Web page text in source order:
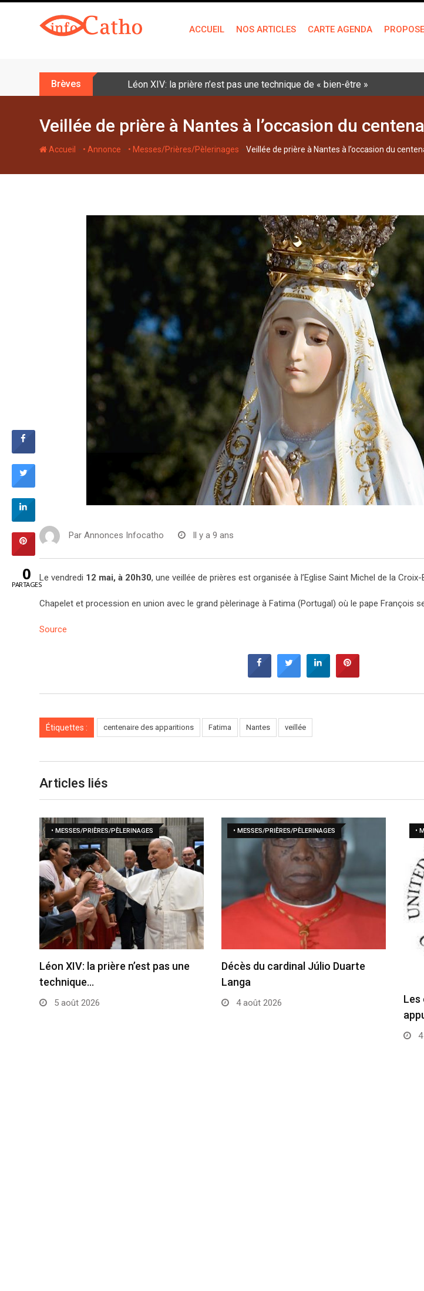
t
ACCUEIL NOS ARTICLES CARTE AGENDA
Brèves Léon XIV: la prière n’est pas une technique de « bien-être »
Veillée de prière à Nantes à l’occasion du
Accueil - • Annonce - • Messes/Prières/Pèlerinages -Veillée de prière à Nantes à l’occasion du
Par Annonces Infocatho Il y a 9 ans
Le vendredi 12 mai, à 20h30, une veillée de prières est organisée à l’Eglise Saint Michel de la
Chapelet et procession en union avec le grand pèlerinage à Fatima (Portugal) où le pape François
Source
Étiquettes : centenaire des apparitions Fatima Nantes veillée
Articles liés
• MESSES/PRIÈRES/PÈLERINAGES
Léon XIV: la prière n’est pas une
technique…
5 août 2026
• MESSES/PRIÈRES/PÈLERINAGES
Décès du cardinal Júlio Duarte
Langa
4 août 2026
•
Les
0
PARTAGES